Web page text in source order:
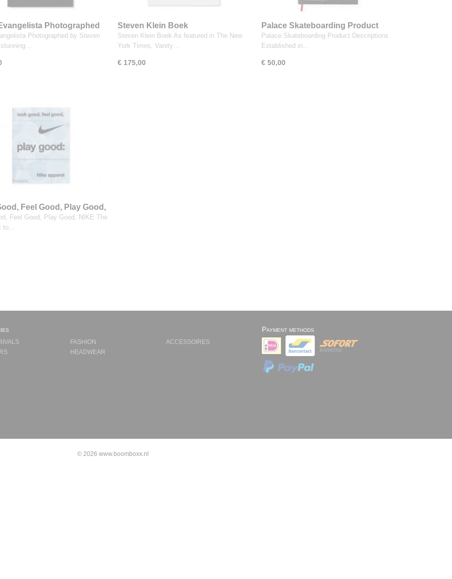
Photographed
MeiselPhotographed by Steven
stunning…
Steven Klein Boek
Steven Klein Boek As featured in The New
York Times, Vanity…
€ 175,00
Palace Skateboarding Product
Descriptions
Palace Skateboarding Product Descriptions
Established in…
€ 50,00
Feel Good, Play Good,
Feel Good, Play Good, NIKE The
to…
FASHION
HEADWEAR
ACCESSOIRES
Payment methods
© 2026 www.boomboxx.nl